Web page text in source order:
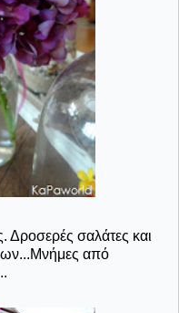
Δροσερές σαλάτες και
από